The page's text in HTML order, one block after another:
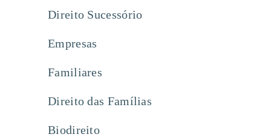
Direito Sucessório
Empresas
Familiares
Direito das Famílias
Biodireito